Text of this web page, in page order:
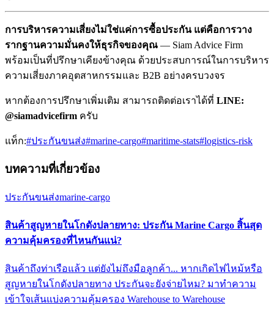
การบริหารความเสี่ยงไม่ใช่แค่การซื้อประกัน แต่คือการวาง
รากฐานความมั่นคงให้ธุรกิจของคุณ — Siam Advice Firm
พร้อมเป็นที่ปรึกษาเคียงข้างคุณ ด้วยประสบการณ์ในการบริหาร
ความเสี่ยงภาคอุตสาหกรรมและ B2B อย่างครบวงจร
หากต้องการปรึกษาเพิ่มเติม สามารถติดต่อเราได้ที่ LINE:
@siamadvicefirm ครับ
แท็ก:#ประกันขนส่ง#marine-cargo#maritime-stats#logistics-risk
บทความที่เกี่ยวข้อง
ประกันขนส่งmarine-cargo
สินค้าสูญหายในโกดังปลายทาง: ประกัน Marine Cargo สิ้นสุด
ความคุ้มครองที่ไหนกันแน่?
สินค้าถึงท่าเรือแล้ว แต่ยังไม่ถึงมือลูกค้า... หากเกิดไฟไหม้หรือ
สูญหายในโกดังปลายทาง ประกันจะยังจ่ายไหม? มาทำความ
เข้าใจเส้นแบ่งความคุ้มครอง Warehouse to Warehouse